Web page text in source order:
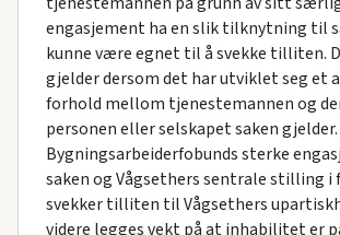
engasjement ha en slik tilknytning til
kunne være egnet til å svekke tilliten.
gjelder dersom det har utviklet seg et
forhold mellom tjenestemannen og
personen eller selskapet saken
Bygningsarbeiderfobunds sterke
saken og Vågsethers sentrale stilling i
svekker tilliten til Vågsethers
videre legges vekt på at inhabilitet er